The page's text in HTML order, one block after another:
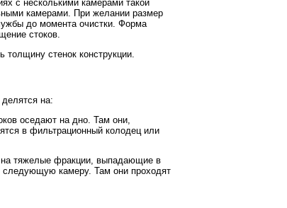
с несколькими камерами такой
камерами. При желании размер
до момента очистки. Форма
стоков.
толщину стенок конструкции.
на:
оседают на дно. Там они,
в фильтрационный колодец или
тяжелые фракции, выпадающие в
следующую камеру. Там они проходят